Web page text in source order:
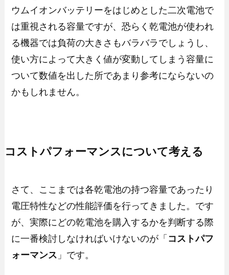
ウムイオンバッテリーをはじめとした二次電池で
は重視される容量ですが、恐らく乾電池が使われ
る機器では負荷の大きさもバラバラでしょうし、
使い方によって大きく値が変動してしまう容量に
ついて数値を出した所であまり参考にならないの
かもしれません。
コストパフォーマンスについて考える
さて、ここまでは各乾電池の持つ容量であったり
電圧特性などの性能評価を行ってきました。です
が、実際にどの乾電池を購入するかを判断する際
に一番検討しなければいけないのが「 コストパフ
ォーマンス 」です。